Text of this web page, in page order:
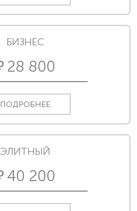
БИЗНЕС
28 800
ПОДРОБНЕЕ
ЭЛИТНЫЙ
40 200